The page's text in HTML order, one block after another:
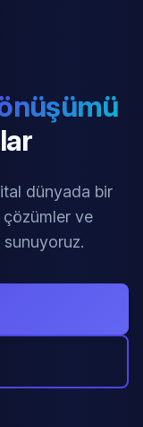
dünyada bir
çözümler ve